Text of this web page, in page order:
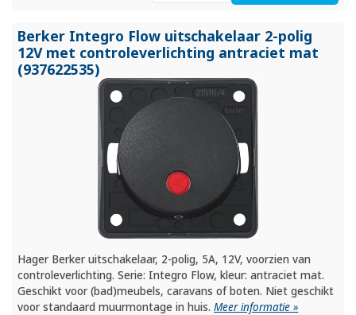
Berker Integro Flow uitschakelaar 2-polig
12V met controleverlichting antraciet mat
(937622535)
Hager Berker uitschakelaar, 2-polig, 5A, 12V, voorzien van
controleverlichting. Serie: Integro Flow, kleur: antraciet mat.
Geschikt voor (bad)meubels, caravans of boten. Niet geschikt
voor standaard muurmontage in huis.Meer informatie »